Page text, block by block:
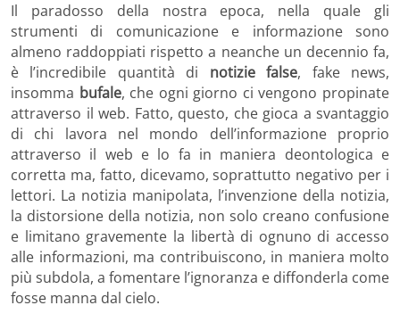
Il paradosso della nostra epoca, nella quale gli
strumenti di comunicazione e informazione sono
almeno raddoppiati rispetto a neanche un decennio fa,
è l’incredibile quantità di notizie false, fake news,
insomma bufale, che ogni giorno ci vengono propinate
attraverso il web. Fatto, questo, che gioca a svantaggio
di chi lavora nel mondo dell’informazione proprio
attraverso il web e lo fa in maniera deontologica e
corretta ma, fatto, dicevamo, soprattutto negativo per i
lettori. La notizia manipolata, l’invenzione della notizia,
la distorsione della notizia, non solo creano confusione
e limitano gravemente la libertà di ognuno di accesso
alle informazioni, ma contribuiscono, in maniera molto
più subdola, a fomentare l’ignoranza e diffonderla come
fosse manna dal cielo.